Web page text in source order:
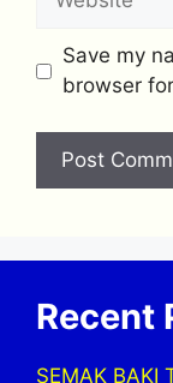
Save my
browser
Recent
SEMAK BAKI